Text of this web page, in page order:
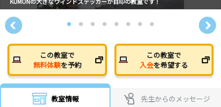
この教室で
無料体験を予約
この教室で
入会を希望する
教室情報 先生からのメッセージ